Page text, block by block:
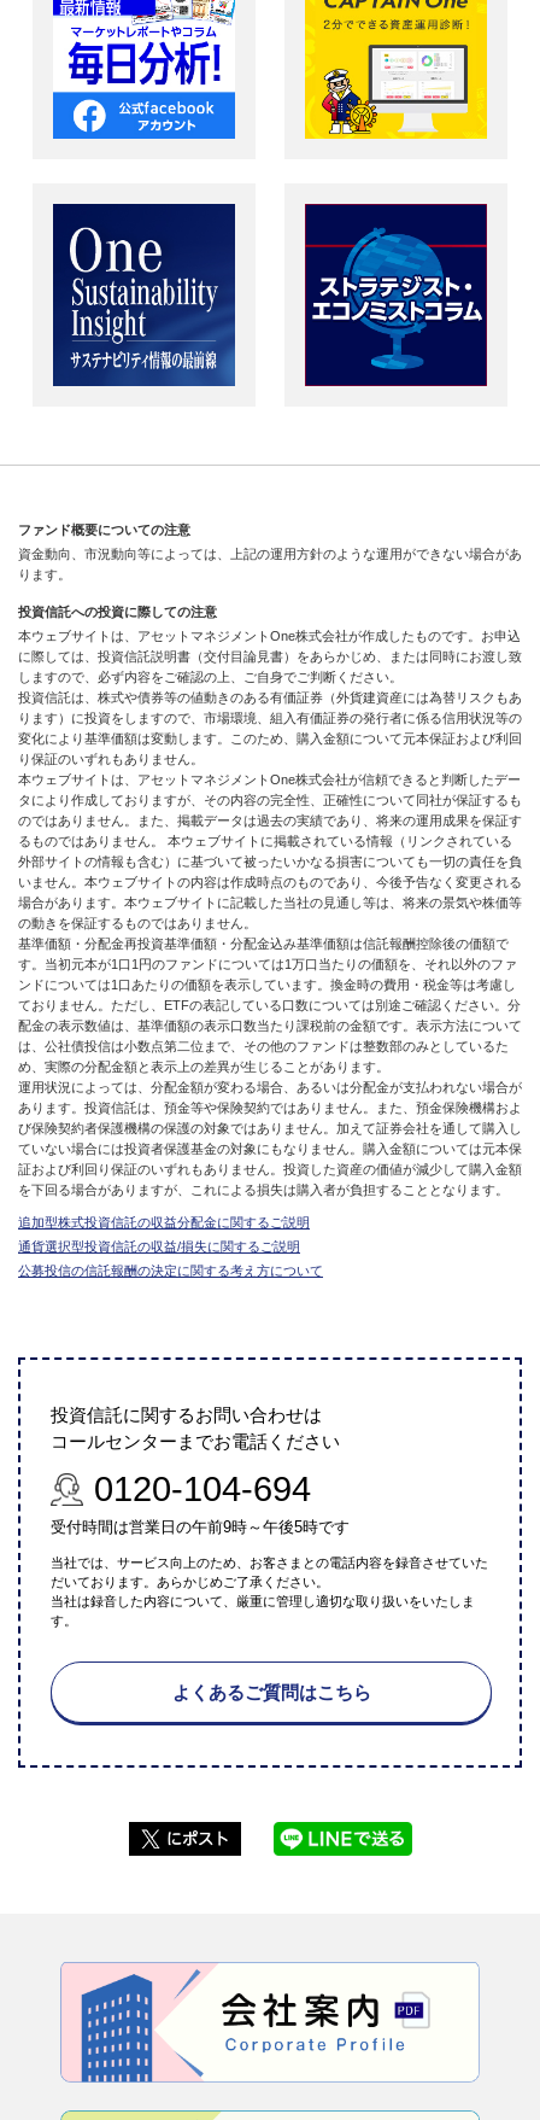
ファンド概要についての注意
資金動向、市況動向等によっては、上記の運用方針のような運用ができない場合があ
ります。
投資信託への投資に際しての注意
本ウェブサイトは、アセットマネジメントOne株式会社が作成したものです。お申込
に際しては、投資信託説明書（交付目論見書）をあらかじめ、または同時にお渡し致
しますので、必ず内容をご確認の上、ご自身でご判断ください。
投資信託は、株式や債券等の値動きのある有価証券（外貨建資産には為替リスクもあ
ります）に投資をしますので、市場環境、組入有価証券の発行者に係る信用状況等の
変化により基準価額は変動します。このため、購入金額について元本保証および利回
り保証のいずれもありません。
本ウェブサイトは、アセットマネジメントOne株式会社が信頼できると判断したデー
タにより作成しておりますが、その内容の完全性、正確性について同社が保証するも
のではありません。また、掲載データは過去の実績であり、将来の運用成果を保証す
るものではありません。 本ウェブサイトに掲載されている情報（リンクされている
外部サイトの情報も含む）に基づいて被ったいかなる損害についても一切の責任を負
いません。本ウェブサイトの内容は作成時点のものであり、今後予告なく変更される
場合があります。本ウェブサイトに記載した当社の見通し等は、将来の景気や株価等
の動きを保証するものではありません。
基準価額・分配金再投資基準価額・分配金込み基準価額は信託報酬控除後の価額で
す。当初元本が1口1円のファンドについては1万口当たりの価額を、それ以外のファ
ンドについては1口あたりの価額を表示しています。換金時の費用・税金等は考慮し
ておりません。ただし、ETFの表記している口数については別途ご確認ください。分
配金の表示数値は、基準価額の表示口数当たり課税前の金額です。表示方法について
は、公社債投信は小数点第二位まで、その他のファンドは整数部のみとしているた
め、実際の分配金額と表示上の差異が生じることがあります。
運用状況によっては、分配金額が変わる場合、あるいは分配金が支払われない場合が
あります。投資信託は、預金等や保険契約ではありません。また、預金保険機構およ
び保険契約者保護機構の保護の対象ではありません。加えて証券会社を通して購入し
ていない場合には投資者保護基金の対象にもなりません。購入金額については元本保
証および利回り保証のいずれもありません。投資した資産の価値が減少して購入金額
を下回る場合がありますが、これによる損失は購入者が負担することとなります。
追加型株式投資信託の収益分配金に関するご説明
通貨選択型投資信託の収益/損失に関するご説明
公募投信の信託報酬の決定に関する考え方について
投資信託に関するお問い合わせは
コールセンターまでお電話ください
0120-104-694
受付時間は営業日の午前9時～午後5時です
当社では、サービス向上のため、お客さまとの電話内容を録音させていた
だいております。あらかじめご了承ください。
当社は録音した内容について、厳重に管理し適切な取り扱いをいたしま
す。
よくあるご質問はこちら